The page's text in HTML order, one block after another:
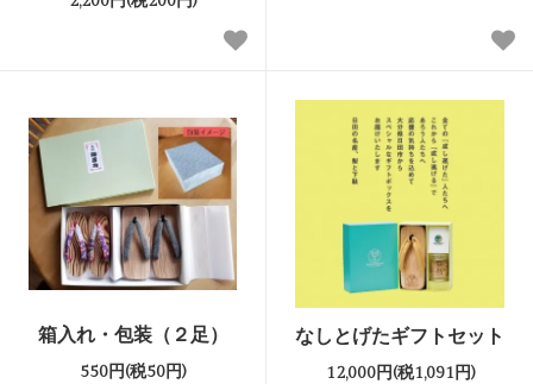
箱入れ・包装（２足）
550円(税50円)
なしとげたギフトセット
12,000円(税1,091円)